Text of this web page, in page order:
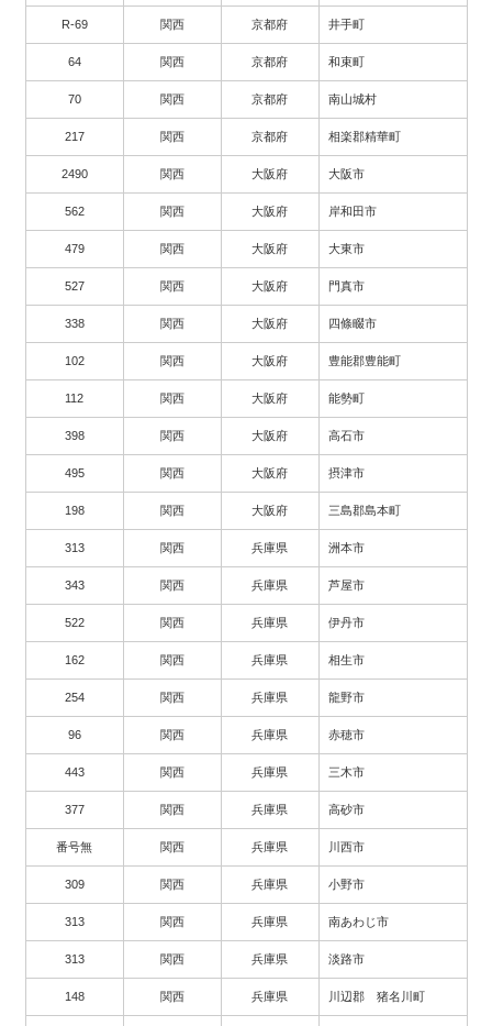
R-69 関西 京都府 井手町
64 関西 京都府 和束町
70 関西 京都府 南山城村
217 関西 京都府 相楽郡精華町
2490 関西 大阪府 大阪市
562 関西 大阪府 岸和田市
479 関西 大阪府 大東市
527 関西 大阪府 門真市
338 関西 大阪府 四條畷市
102 関西 大阪府 豊能郡豊能町
112 関西 大阪府 能勢町
398 関西 大阪府 高石市
495 関西 大阪府 摂津市
198 関西 大阪府 三島郡島本町
313 関西 兵庫県 洲本市
343 関西 兵庫県 芦屋市
522 関西 兵庫県 伊丹市
162 関西 兵庫県 相生市
254 関西 兵庫県 龍野市
96 関西 兵庫県 赤穂市
443 関西 兵庫県 三木市
377 関西 兵庫県 高砂市
番号無 関西 兵庫県 川西市
309 関西 兵庫県 小野市
313 関西 兵庫県 南あわじ市
313 関西 兵庫県 淡路市
148 関西 兵庫県 川辺郡 猪名川町